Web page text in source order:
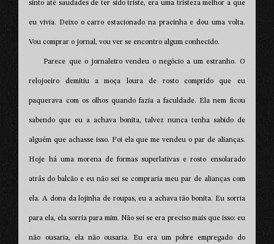
sinto até saudades de ter sido triste, era uma tristeza melhor a que
eu vivia. Deixo o carro estacionado na pracinha e dou uma volta.
Vou comprar o jornal, vou ver se encontro algum conhecido.
Parece que o jornaleiro vendeu o negócio a um estranho. O
relojoeiro demitiu a moça loura de rosto comprido que eu
paquerava com os olhos quando fazia a faculdade. Ela nem ficou
sabendo que eu a achava bonita, talvez nunca tenha sabido de
alguém que achasse isso. Foi ela que me vendeu o par de alianças.
Hoje há uma morena de formas superlativas e rosto ensolarado
atrás do balcão e eu não sei se compraria meu par de alianças com
ela. A dona da lojinha de roupas, eu a achava tão bonita. Eu sorria
para ela, ela sorria para mim. Não sei se era preciso mais que isso: eu
não ousaria, ela não ousaria. Eu era um pobre empregado do